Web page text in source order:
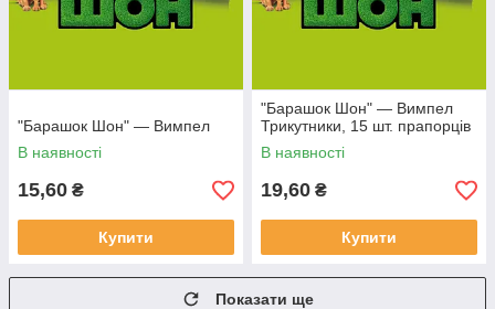
"Барашок Шон" — Вимпел
В наявності
15,60 ₴
Купити
"Барашок Шон" — Вимпел
Трикутники, 15 шт. прапорців
В наявності
19,60 ₴
Купити
Показати ще